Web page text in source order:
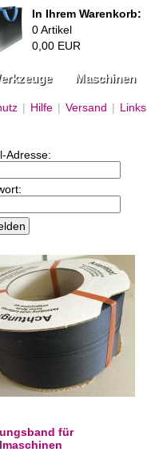
In Ihrem Warenkorb:
0Artikel
0,00 EUR
Maschinen
| Hilfe | Versand | Links
Adresse:
für